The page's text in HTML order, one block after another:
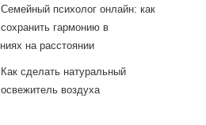
Семейный психолог онлайн: как
сохранить гармонию в
на расстоянии
Как сделать натуральный
освежитель воздуха